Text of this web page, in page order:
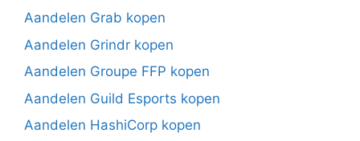
Aandelen Grab kopen
Aandelen Grindr kopen
Aandelen Groupe FFP kopen
Aandelen Guild Esports kopen
Aandelen HashiCorp kopen